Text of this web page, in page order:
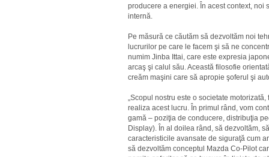
producere a energiei. În acest context, noi
internă.
Pe măsură ce căutăm să dezvoltăm noi
lucrurilor pe care le facem şi să ne
numim Jinba Ittai, care este expresia
arcaş şi calul său. Această filosofie
creăm maşini care să apropie şoferul şi
„Scopul nostru este o societate
realiza acest lucru. În primul rând, vom
gamă – poziţia de conducere, distribuţia
Display). În al doilea rând, să dezvoltăm,
caracteristicile avansate de siguraţă cum
să dezvoltăm conceptul Mazda Co-Pilot